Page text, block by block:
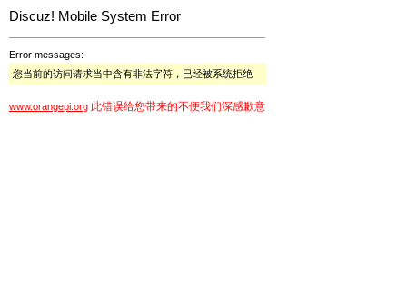
Discuz! Mobile System Error
Error messages:
您当前的访问请求当中含有非法字符，已经被系统拒绝
www.orangepi.org 此错误给您带来的不便我们深感歉意